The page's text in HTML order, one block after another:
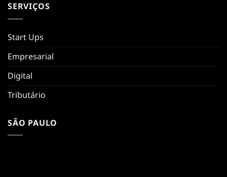
SERVIÇOS
Start Ups
Empresarial
Digital
Tributário
SÃO PAULO